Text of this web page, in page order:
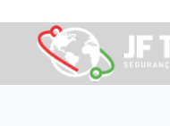
para
conteúdo